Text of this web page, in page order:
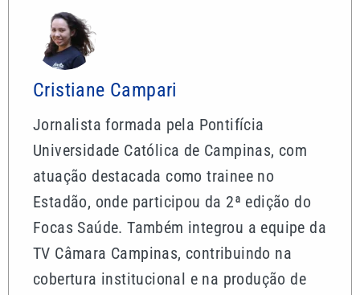
Cristiane Campari
Jornalista formada pela Pontifícia
Universidade Católica de Campinas, com
atuação destacada como trainee no
Estadão, onde participou da 2ª edição do
Focas Saúde. Também integrou a equipe da
TV Câmara Campinas, contribuindo na
cobertura institucional e na produção de